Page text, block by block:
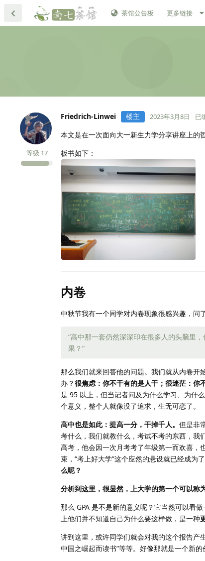
茶馆公告板 更多链接
Friedrich-Linwei
等级 17
楼主 2023年3月8日 已
本文是在一次面向大一新生力学分享讲座上的
板书如下：
内卷
中秋节我有一个同学对内卷现象很感兴趣，问
“高中那一套仍然深深印在很多人的头脑里
果？”
那么我们就来回答他的问题。我们就从内卷开
办？很焦虑：你不干有的是人干；很迷茫：你
是 95 以上，但当记者问及为什么学习、为什
个意义，整个人就像没了追求，生无可恋了。
高中也是如此：提高一分，干掉千人。 但是非
考什么，我们就教什么，考试不考的东西，我
高考，他会因一次月考考了年级第一而欢喜
束，“考上好大学”这个应然的悬设就已经成
么呢？
分析到这里，很显然，上大学的第一个可以称
那么 GPA 是不是新的意义呢？它当然可以看
上他们并不知道自己为什么要这样做，是一种
讲到这里，或许同学们就会对我的这个报告产
中国之崛起而读书”等等。好像那就是一个新